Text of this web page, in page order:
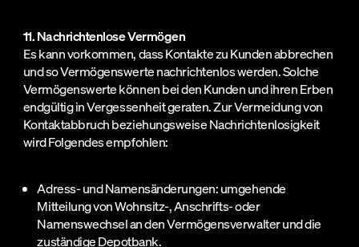
11. Nachrichtenlose Vermögen
Es kann vorkommen, dass Kontakte zu Kunden abbrechen
und so Vermögenswerte nachrichtenlos werden. Solche
Vermögenswerte können bei den Kunden und ihren Erben
endgültig in Vergessenheit geraten. Zur Vermeidung von
Kontaktabbruch beziehungsweise Nachrichtenlosigkeit
wird Folgendes empfohlen:
Adress- und Namensänderungen: umgehende
Mitteilung von Wohnsitz-, Anschrifts- oder
Namenswechsel an den Vermögensverwalter und die
zuständige Depotbank.